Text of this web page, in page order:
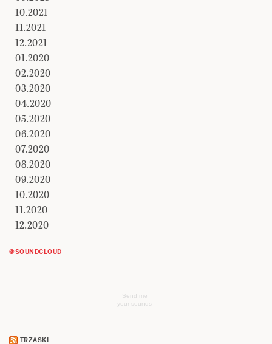
10.2021
11.2021
12.2021
01.2020
02.2020
03.2020
04.2020
05.2020
06.2020
07.2020
08.2020
09.2020
10.2020
11.2020
12.2020
@SOUNDCLOUD
Send me
your sounds
TRZASKI